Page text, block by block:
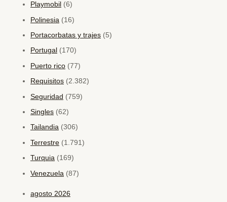
Playmobil (6)
Polinesia (16)
Portacorbatas y trajes (5)
Portugal (170)
Puerto rico (77)
Requisitos (2.382)
Seguridad (759)
Singles (62)
Tailandia (306)
Terrestre (1.791)
Turquia (169)
Venezuela (87)
agosto 2026